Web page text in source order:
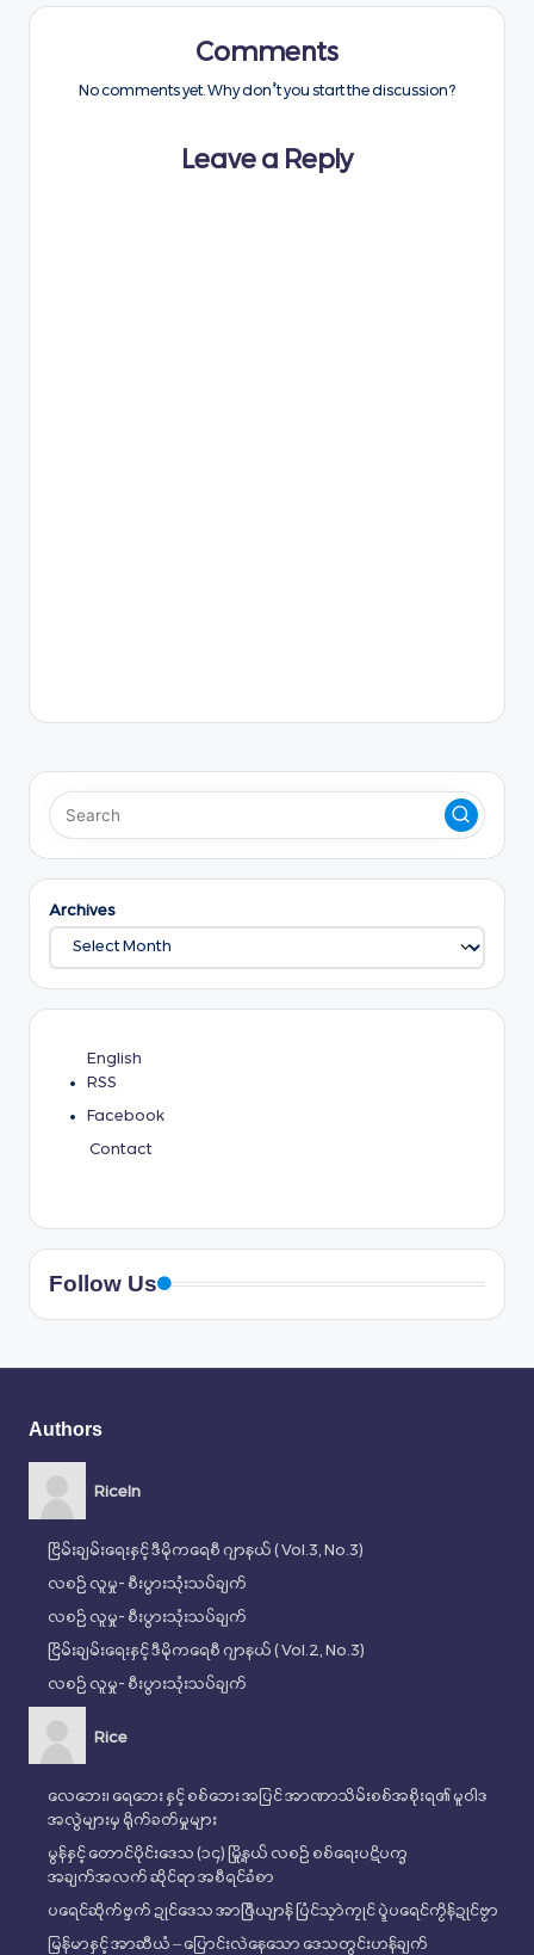
Comments
No comments yet. Why don’t you start the discussion?
Leave a Reply
Archives
English
RSS
Facebook
Contact
Follow Us
Authors
RiceIn
ငြိမ်းချမ်းရေးနှင့် ဒီမိုကရေစီ ဂျာနယ် ( Vol.3, No.3)
လစဉ် လူမှု- စီးပွားသုံးသပ်ချက်
လစဉ် လူမှု- စီးပွားသုံးသပ်ချက်
ငြိမ်းချမ်းရေးနှင့် ဒီမိုကရေစီ ဂျာနယ် ( Vol.2, No.3)
လစဉ် လူမှု- စီးပွားသုံးသပ်ချက်
Rice
လေဘေး၊ ရေဘေး နှင့် စစ်ဘေး အပြင် အာဏာသိမ်းစစ်အစိုးရ၏ မူဝါဒ
အလွဲများမှ ရိုက်ခတ်မှုများ
မွန်နှင့် တောင်ပိုင်းဒေသ (၁၄) မြို့နယ် လစဉ် စစ်ရေးပဋိပက္ခ
အချက်အလက် ဆိုင်ရာ အစီရင်ခံစာ
ပရေင်ဆိုက်ဗ္ဒက် ဍုၚ်ဒေသ အာဇြဳယျာန် ပြံၚ်သၠာဲကၠုၚ် ပ္ဍဲပရေၚ်ကၟိန်ဍုၚ်ဗၟာ
မြန်မာနှင့် အာဆီယံ – ပြောင်းလဲနေသော ဒေသတွင်းဟန်ချက်